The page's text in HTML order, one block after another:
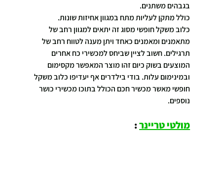
בגבהים משתנים.
כולל מתקן לעליות מתח במגוון אחיזות שונות.
כלוב משקל חופשי מסוג זה יתאים למגוון רחב של
מתאמנים ומאמנים כאחד ויתן מענה לטווח רחב של
תרגילים. חשוב לציין שביחס למכשירי כח אחרים
המוצעים בשוק כיום זהו מוצר המאפשר מקסימום
ובמינימום עלות. בודי בילדרים אף יעדיפו כלוב משקל
חופשי מאשר מכשיר חכם הכולל בתוכו מכשירי כושר
נוספים.
מולטי טריינר :